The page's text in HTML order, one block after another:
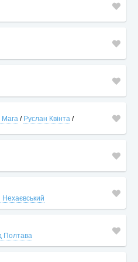
Мага / Руслан Квінта /
Нехаєвський
Полтава